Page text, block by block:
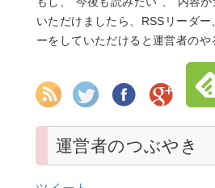
いただけましたら、RSSリーダー
ーをしていただけると運営者のや
運営者のつぶやき